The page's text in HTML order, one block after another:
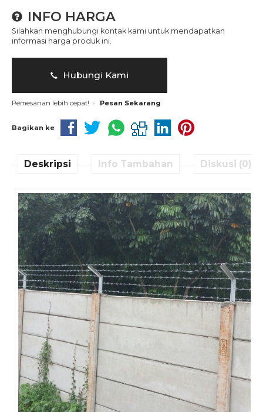
INFO HARGA
Silahkan menghubungi kontak kami untuk mendapatkan
informasi harga produk ini.
Hubungi Kami
Pemesanan lebih cepat! Pesan Sekarang
Bagikan ke
Deskripsi Info Tambahan Diskusi (0)